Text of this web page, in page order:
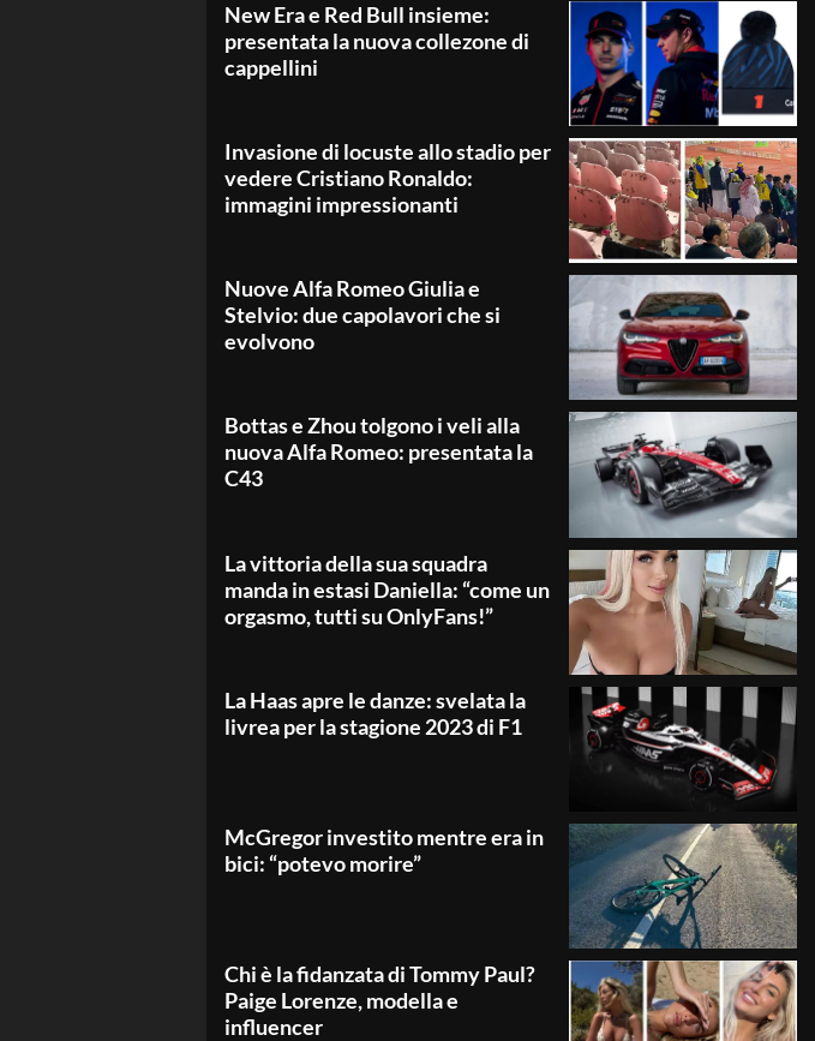
New Era e Red Bull insieme:
presentata la nuova collezone di
cappellini
Invasione di locuste allo stadio per
vedere Cristiano Ronaldo:
immagini impressionanti
Nuove Alfa Romeo Giulia e
Stelvio: due capolavori che si
evolvono
Bottas e Zhou tolgono i veli alla
nuova Alfa Romeo: presentata la
C43
La vittoria della sua squadra
manda in estasi Daniella: “come un
orgasmo, tutti su OnlyFans!”
La Haas apre le danze: svelata la
livrea per la stagione 2023 di F1
McGregor investito mentre era in
bici: “potevo morire”
Chi è la fidanzata di Tommy Paul?
Paige Lorenze, modella e
influencer